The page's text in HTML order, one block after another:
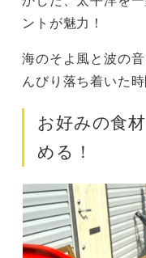
ントが魅力！
海のそよ風と波の
んびり落ち着いた
お好みの食
める！